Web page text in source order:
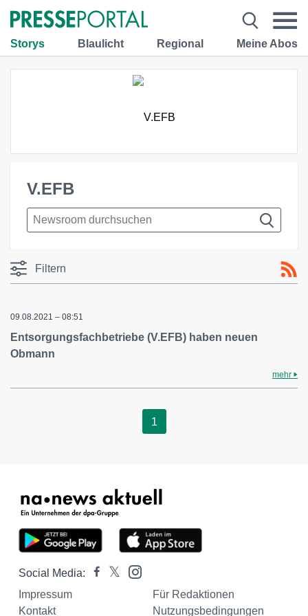
Storys Blaulicht Regional Meine Abos
V.EFB
Filtern
09.08.2021 – 08:51
Entsorgungsfachbetriebe (V.EFB) haben neuen
Obmann
mehr
1
Social Media:
Impressum
Für Redaktionen
Kontakt
Nutzungsbedingungen